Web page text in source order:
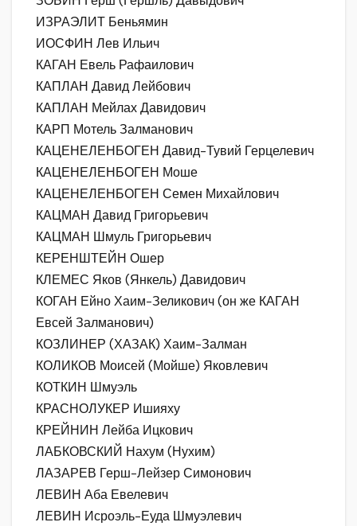
ИЗРАЭЛИТ Беньямин
ИОСФИН Лев Ильич
КАГАН Евель Рафаилович
КАПЛАН Давид Лейбович
КАПЛАН Мейлах Давидович
КАРП Мотель Залманович
КАЦЕНЕЛЕНБОГЕН Давид-Тувий Герцелевич
КАЦЕНЕЛЕНБОГЕН Моше
КАЦЕНЕЛЕНБОГЕН Семен Михайлович
КАЦМАН Давид Григорьевич
КАЦМАН Шмуль Григорьевич
КЕРЕНШТЕЙН Ошер
КЛЕМЕС Яков (Янкель) Давидович
КОГАН Ейно Хаим-Зеликович (он же КАГАН
Евсей Залманович)
КОЗЛИНЕР (ХАЗАК) Хаим-Залман
КОЛИКОВ Моисей (Мойше) Яковлевич
КОТКИН Шмуэль
КРАСНОЛУКЕР Ишияху
КРЕЙНИН Лейба Ицкович
ЛАБКОВСКИЙ Нахум (Нухим)
ЛАЗАРЕВ Герш-Лейзер Симонович
ЛЕВИН Аба Евелевич
ЛЕВИН Исроэль-Еуда Шмуэлевич